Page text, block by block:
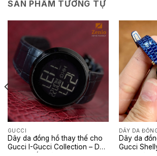
SẢN PHẨM TƯƠNG TỰ
GUCCI
Dây da đồng hồ thay thế cho
Gucci I-Gucci Collection – Dây
DÂY DA
Dây da
Gucci